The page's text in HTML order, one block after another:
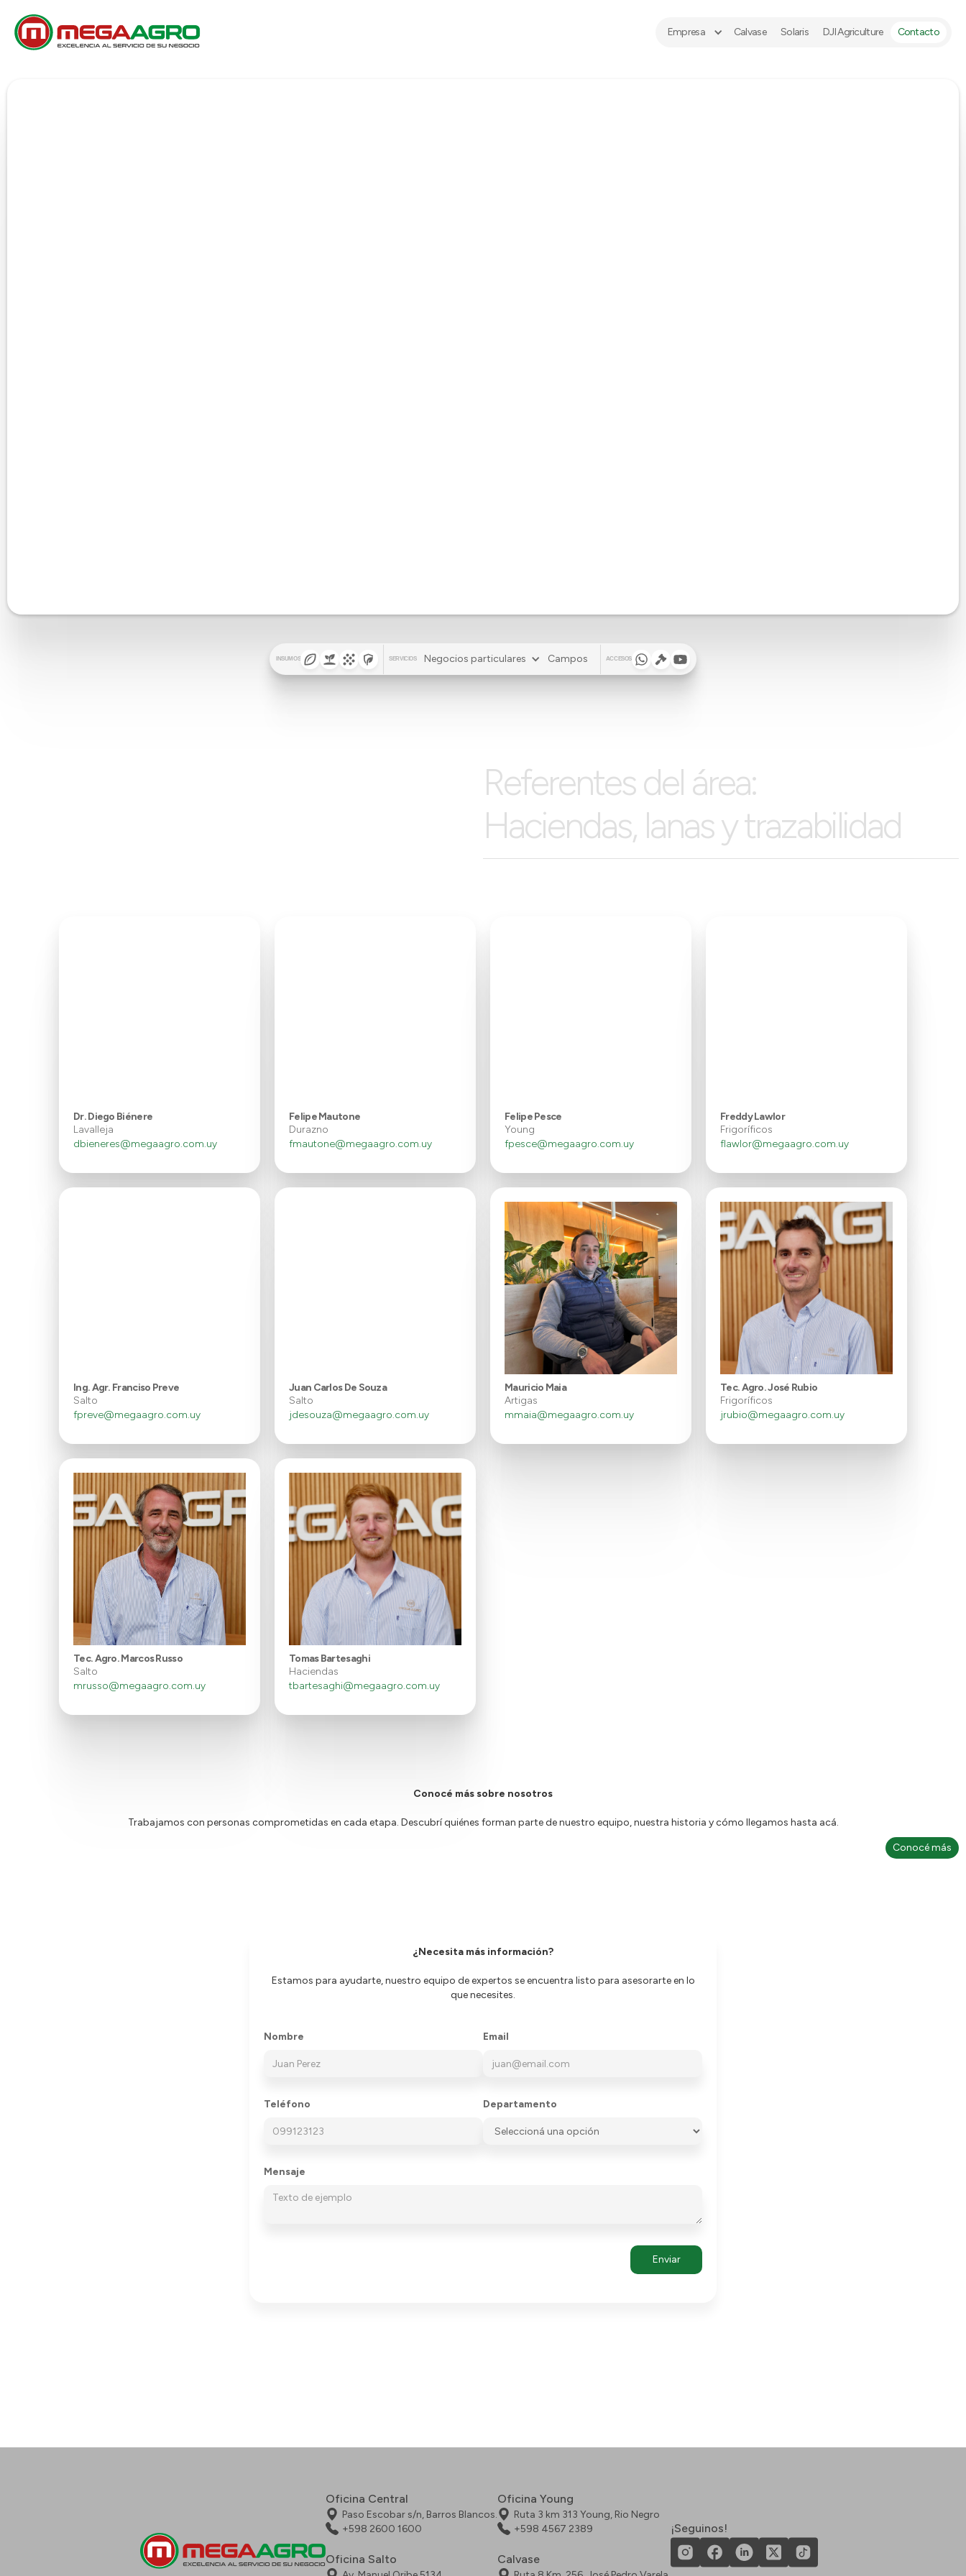
Empresa Calvase Solaris DJI Agriculture Contacto
INSUMOS SERVICIOS Negocios particulares Campos ACCESOS
Referentes del área:
Haciendas, lanas y trazabilidad
Dr. Diego Biénere
Lavalleja
dbieneres@megaagro.com.uy
Felipe Mautone
Durazno
fmautone@megaagro.com.uy
Felipe Pesce
Young
fpesce@megaagro.com.uy
Freddy Lawlor
Frigoríficos
flawlor@megaagro.com.uy
Ing. Agr. Franciso Preve
Salto
fpreve@megaagro.com.uy
Juan Carlos De Souza
Salto
jdesouza@megaagro.com.uy
Mauricio Maia
Artigas
mmaia@megaagro.com.uy
Tec. Agro. José Rubio
Frigoríficos
jrubio@megaagro.com.uy
Tec. Agro. Marcos Russo
Salto
mrusso@megaagro.com.uy
Tomas Bartesaghi
Haciendas
tbartesaghi@megaagro.com.uy
Conocé más sobre nosotros
Trabajamos con personas comprometidas en cada etapa. Descubrí quiénes forman parte de nuestro equipo, nuestra historia y cómo llegamos hasta acá.
Conocé más
¿Necesita más información?
Estamos para ayudarte, nuestro equipo de expertos se encuentra listo para asesorarte en lo
que necesites.
Nombre Email
Teléfono Departamento
Mensaje
Oficina Central
Paso Escobar s/n, Barros Blancos.
+598 2600 1600
Oficina Salto
Oficina Young
Ruta 3 km 313 Young, Rio Negro
+598 4567 2389
Calvase
¡Seguinos!